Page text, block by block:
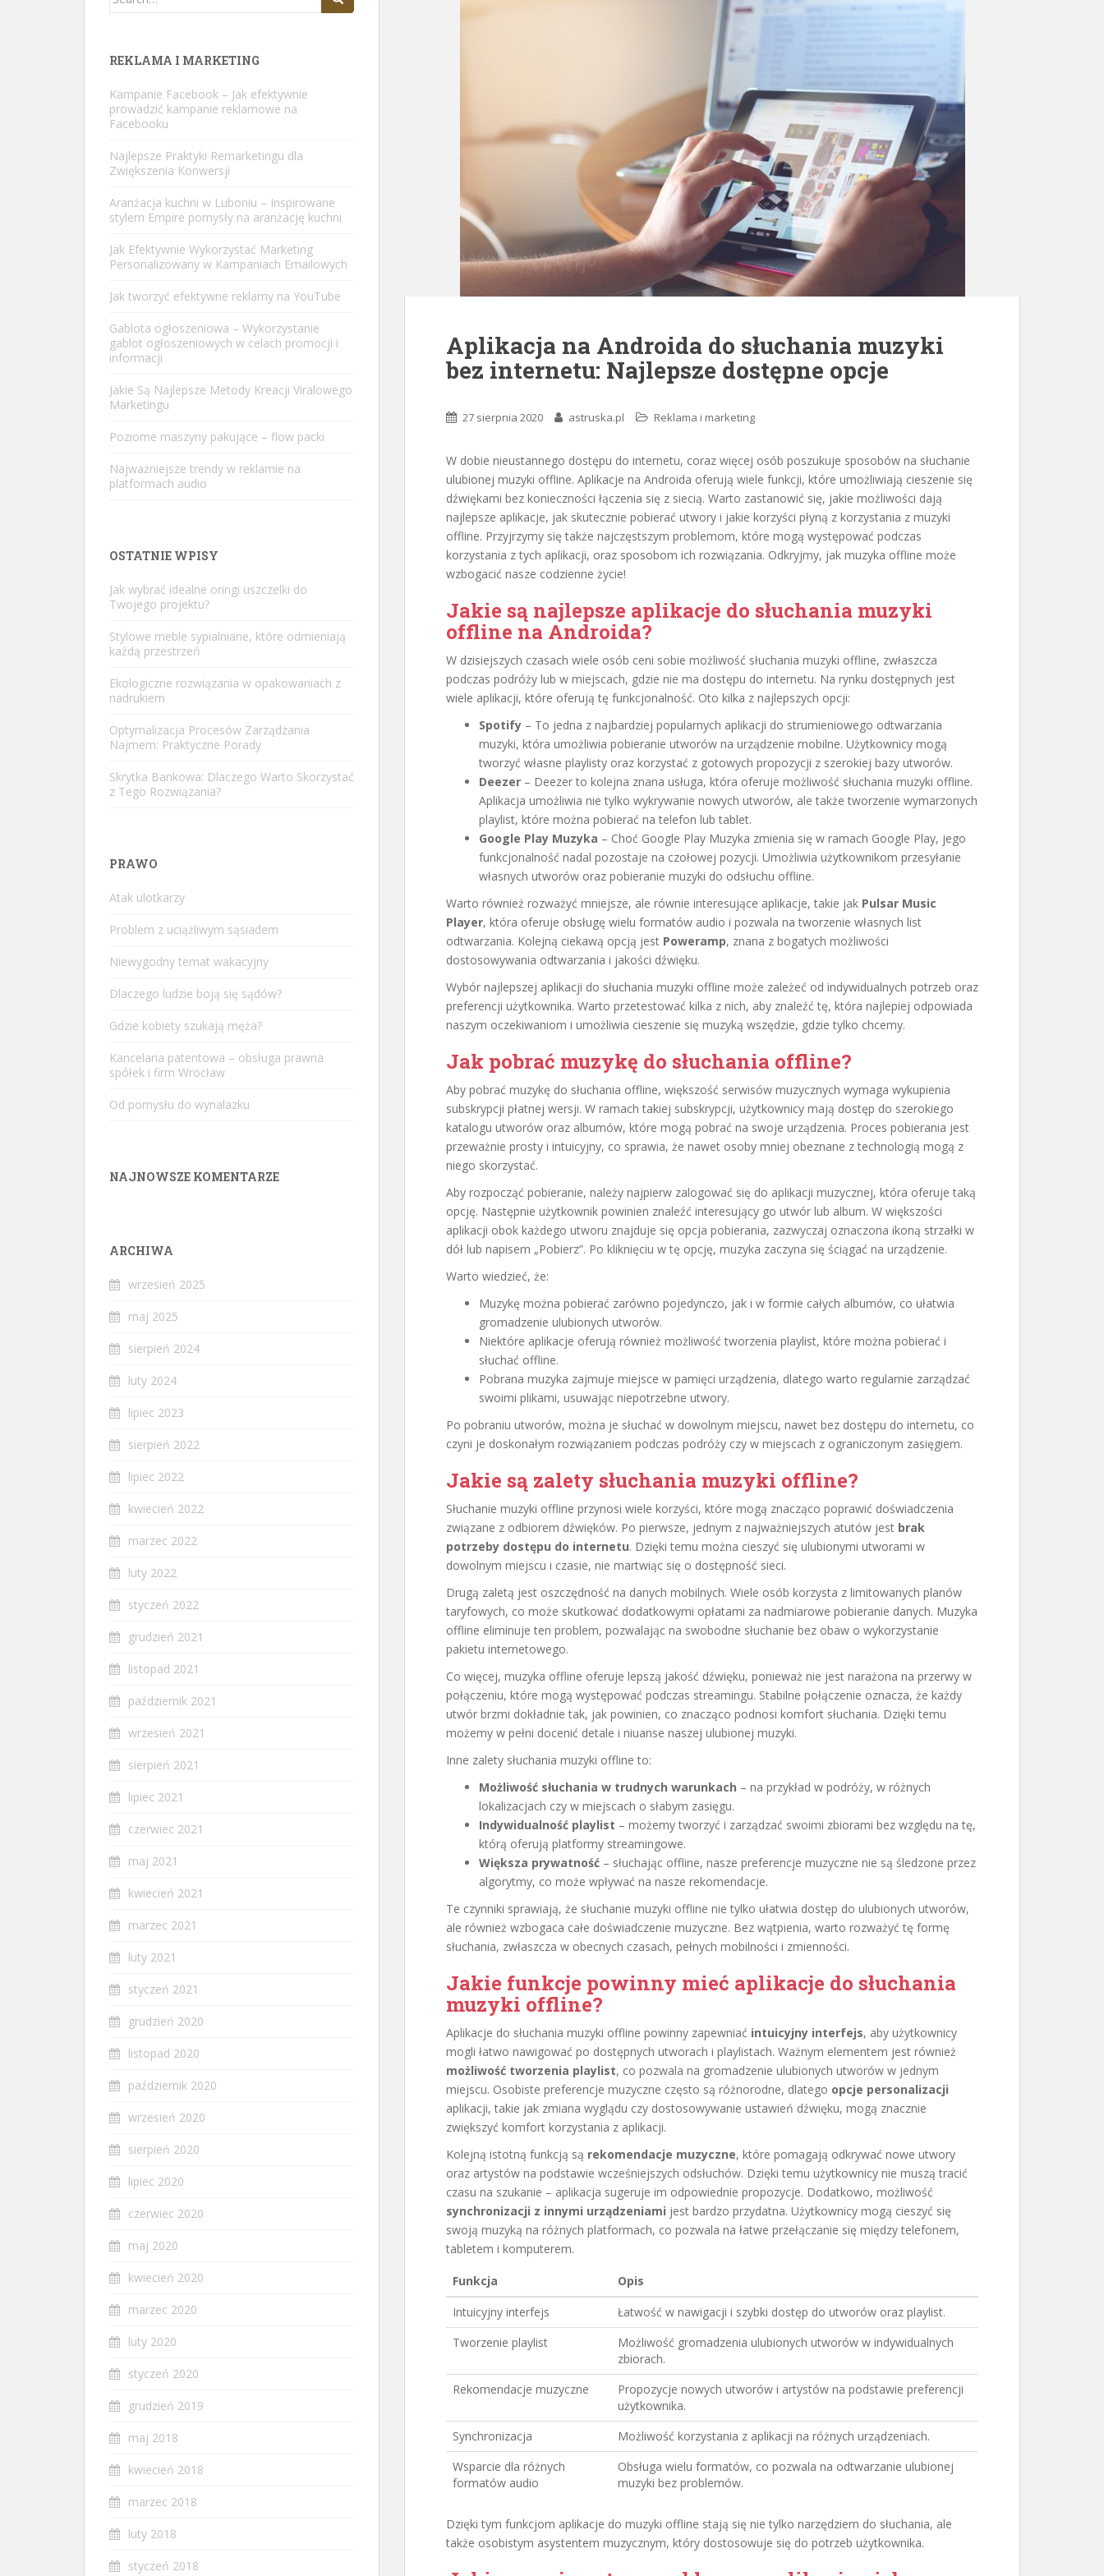
Aplikacja na Androida do słuchania muzyki
bez internetu: Najlepsze dostępne opcje
27 sierpnia 2020 astruska.pl Reklama i marketing
W dobie nieustannego dostępu do internetu, coraz więcej osób poszukuje sposobów na słuchanie
ulubionej muzyki offline. Aplikacje na Androida oferują wiele funkcji, które umożliwiają cieszenie się
dźwiękami bez konieczności łączenia się z siecią. Warto zastanowić się, jakie możliwości dają
najlepsze aplikacje, jak skutecznie pobierać utwory i jakie korzyści płyną z korzystania z muzyki
offline. Przyjrzymy się także najczęstszym problemom, które mogą występować podczas
korzystania z tych aplikacji, oraz sposobom ich rozwiązania. Odkryjmy, jak muzyka offline może
wzbogacić nasze codzienne życie!
Jakie są najlepsze aplikacje do słuchania muzyki
offline na Androida?
W dzisiejszych czasach wiele osób ceni sobie możliwość słuchania muzyki offline, zwłaszcza
podczas podróży lub w miejscach, gdzie nie ma dostępu do internetu. Na rynku dostępnych jest
wiele aplikacji, które oferują tę funkcjonalność. Oto kilka z najlepszych opcji:
Spotify – To jedna z najbardziej popularnych aplikacji do strumieniowego odtwarzania
muzyki, która umożliwia pobieranie utworów na urządzenie mobilne. Użytkownicy mogą
tworzyć własne playlisty oraz korzystać z gotowych propozycji z szerokiej bazy utworów.
Deezer – Deezer to kolejna znana usługa, która oferuje możliwość słuchania muzyki offline.
Aplikacja umożliwia nie tylko wykrywanie nowych utworów, ale także tworzenie wymarzonych
playlist, które można pobierać na telefon lub tablet.
Google Play Muzyka – Choć Google Play Muzyka zmienia się w ramach Google Play, jego
funkcjonalność nadal pozostaje na czołowej pozycji. Umożliwia użytkownikom przesyłanie
własnych utworów oraz pobieranie muzyki do odsłuchu offline.
Warto również rozważyć mniejsze, ale równie interesujące aplikacje, takie jak Pulsar Music
Player, która oferuje obsługę wielu formatów audio i pozwala na tworzenie własnych list
odtwarzania. Kolejną ciekawą opcją jest Poweramp, znana z bogatych możliwości
dostosowywania odtwarzania i jakości dźwięku.
Wybór najlepszej aplikacji do słuchania muzyki offline może zależeć od indywidualnych potrzeb oraz
preferencji użytkownika. Warto przetestować kilka z nich, aby znaleźć tę, która najlepiej odpowiada
naszym oczekiwaniom i umożliwia cieszenie się muzyką wszędzie, gdzie tylko chcemy.
Jak pobrać muzykę do słuchania offline?
Aby pobrać muzykę do słuchania offline, większość serwisów muzycznych wymaga wykupienia
subskrypcji płatnej wersji. W ramach takiej subskrypcji, użytkownicy mają dostęp do szerokiego
katalogu utworów oraz albumów, które mogą pobrać na swoje urządzenia. Proces pobierania jest
przeważnie prosty i intuicyjny, co sprawia, że nawet osoby mniej obeznane z technologią mogą z
niego skorzystać.
Aby rozpocząć pobieranie, należy najpierw zalogować się do aplikacji muzycznej, która oferuje taką
opcję. Następnie użytkownik powinien znaleźć interesujący go utwór lub album. W większości
aplikacji obok każdego utworu znajduje się opcja pobierania, zazwyczaj oznaczona ikoną strzałki w
dół lub napisem „Pobierz”. Po kliknięciu w tę opcję, muzyka zaczyna się ściągać na urządzenie.
Warto wiedzieć, że:
Muzykę można pobierać zarówno pojedynczo, jak i w formie całych albumów, co ułatwia
gromadzenie ulubionych utworów.
Niektóre aplikacje oferują również możliwość tworzenia playlist, które można pobierać i
słuchać offline.
Pobrana muzyka zajmuje miejsce w pamięci urządzenia, dlatego warto regularnie zarządzać
swoimi plikami, usuwając niepotrzebne utwory.
Po pobraniu utworów, można je słuchać w dowolnym miejscu, nawet bez dostępu do internetu, co
czyni je doskonałym rozwiązaniem podczas podróży czy w miejscach z ograniczonym zasięgiem.
Jakie są zalety słuchania muzyki offline?
Słuchanie muzyki offline przynosi wiele korzyści, które mogą znacząco poprawić doświadczenia
związane z odbiorem dźwięków. Po pierwsze, jednym z najważniejszych atutów jest brak
potrzeby dostępu do internetu. Dzięki temu można cieszyć się ulubionymi utworami w
dowolnym miejscu i czasie, nie martwiąc się o dostępność sieci.
Drugą zaletą jest oszczędność na danych mobilnych. Wiele osób korzysta z limitowanych planów
taryfowych, co może skutkować dodatkowymi opłatami za nadmiarowe pobieranie danych. Muzyka
offline eliminuje ten problem, pozwalając na swobodne słuchanie bez obaw o wykorzystanie
pakietu internetowego.
Co więcej, muzyka offline oferuje lepszą jakość dźwięku, ponieważ nie jest narażona na przerwy w
połączeniu, które mogą występować podczas streamingu. Stabilne połączenie oznacza, że każdy
utwór brzmi dokładnie tak, jak powinien, co znacząco podnosi komfort słuchania. Dzięki temu
możemy w pełni docenić detale i niuanse naszej ulubionej muzyki.
Inne zalety słuchania muzyki offline to:
Możliwość słuchania w trudnych warunkach – na przykład w podróży, w różnych
lokalizacjach czy w miejscach o słabym zasięgu.
Indywidualność playlist – możemy tworzyć i zarządzać swoimi zbiorami bez względu na tę,
którą oferują platformy streamingowe.
Większa prywatność – słuchając offline, nasze preferencje muzyczne nie są śledzone przez
algorytmy, co może wpływać na nasze rekomendacje.
Te czynniki sprawiają, że słuchanie muzyki offline nie tylko ułatwia dostęp do ulubionych utworów,
ale również wzbogaca całe doświadczenie muzyczne. Bez wątpienia, warto rozważyć tę formę
słuchania, zwłaszcza w obecnych czasach, pełnych mobilności i zmienności.
Jakie funkcje powinny mieć aplikacje do słuchania
muzyki offline?
Aplikacje do słuchania muzyki offline powinny zapewniać intuicyjny interfejs, aby użytkownicy
mogli łatwo nawigować po dostępnych utworach i playlistach. Ważnym elementem jest również
możliwość tworzenia playlist, co pozwala na gromadzenie ulubionych utworów w jednym
miejscu. Osobiste preferencje muzyczne często są różnorodne, dlatego opcje personalizacji
aplikacji, takie jak zmiana wyglądu czy dostosowywanie ustawień dźwięku, mogą znacznie
zwiększyć komfort korzystania z aplikacji.
Kolejną istotną funkcją są rekomendacje muzyczne, które pomagają odkrywać nowe utwory
oraz artystów na podstawie wcześniejszych odsłuchów. Dzięki temu użytkownicy nie muszą tracić
czasu na szukanie – aplikacja sugeruje im odpowiednie propozycje. Dodatkowo, możliwość
synchronizacji z innymi urządzeniami jest bardzo przydatna. Użytkownicy mogą cieszyć się
swoją muzyką na różnych platformach, co pozwala na łatwe przełączanie się między telefonem,
tabletem i komputerem.
Funkcja
Opis
Intuicyjny interfejs
Łatwość w nawigacji i szybki dostęp do utworów oraz playlist.
Tworzenie playlist
Możliwość gromadzenia ulubionych utworów w indywidualnych
zbiorach.
Rekomendacje muzyczne
Propozycje nowych utworów i artystów na podstawie preferencji
użytkownika.
Synchronizacja
Możliwość korzystania z aplikacji na różnych urządzeniach.
Wsparcie dla różnych
formatów audio
Obsługa wielu formatów, co pozwala na odtwarzanie ulubionej
muzyki bez problemów.
Dzięki tym funkcjom aplikacje do muzyki offline stają się nie tylko narzędziem do słuchania, ale
także osobistym asystentem muzycznym, który dostosowuje się do potrzeb użytkownika.
REKLAMA I MARKETING
Kampanie Facebook – Jak efektywnie
prowadzić kampanie reklamowe na
Facebooku
Najlepsze Praktyki Remarketingu dla
Zwiększenia Konwersji
Aranżacja kuchni w Luboniu – Inspirowane
stylem Empire pomysły na aranżację kuchni
Jak Efektywnie Wykorzystać Marketing
Personalizowany w Kampaniach Emailowych
Jak tworzyć efektywne reklamy na YouTube
Gablota ogłoszeniowa – Wykorzystanie
gablot ogłoszeniowych w celach promocji i
informacji
Jakie Są Najlepsze Metody Kreacji Viralowego
Marketingu
Poziome maszyny pakujące – flow packi
Najważniejsze trendy w reklamie na
platformach audio
OSTATNIE WPISY
Jak wybrać idealne oringi uszczelki do
Twojego projektu?
Stylowe meble sypialniane, które odmieniają
każdą przestrzeń
Ekologiczne rozwiązania w opakowaniach z
nadrukiem
Optymalizacja Procesów Zarządzania
Najmem: Praktyczne Porady
Skrytka Bankowa: Dlaczego Warto Skorzystać
z Tego Rozwiązania?
PRAWO
Atak ulotkarzy
Problem z uciążliwym sąsiadem
Niewygodny temat wakacyjny
Dlaczego ludzie boją się sądów?
Gdzie kobiety szukają męża?
Kancelaria patentowa – obsługa prawna
spółek i firm Wrocław
Od pomysłu do wynalazku
NAJNOWSZE KOMENTARZE
ARCHIWA
wrzesień 2025
maj 2025
sierpień 2024
luty 2024
lipiec 2023
sierpień 2022
lipiec 2022
kwiecień 2022
marzec 2022
luty 2022
styczeń 2022
grudzień 2021
listopad 2021
październik 2021
wrzesień 2021
sierpień 2021
lipiec 2021
czerwiec 2021
maj 2021
kwiecień 2021
marzec 2021
luty 2021
styczeń 2021
grudzień 2020
listopad 2020
październik 2020
wrzesień 2020
sierpień 2020
lipiec 2020
czerwiec 2020
maj 2020
kwiecień 2020
marzec 2020
luty 2020
styczeń 2020
grudzień 2019
maj 2018
kwiecień 2018
marzec 2018
luty 2018
styczeń 2018